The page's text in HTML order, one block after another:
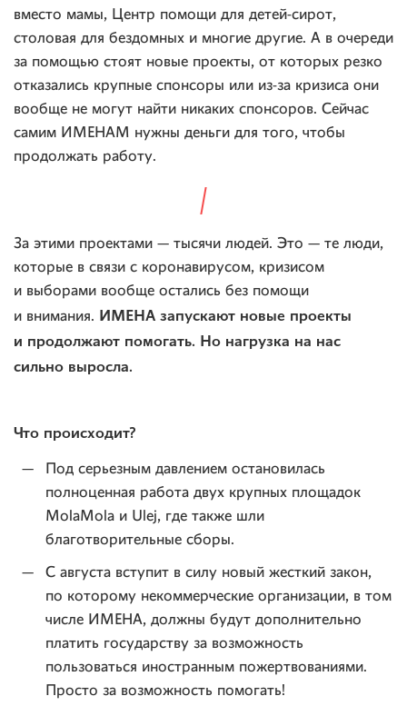
вместо мамы, Центр помощи для детей-сирот,
столовая для бездомных и многие другие. А в очереди
за помощью стоят новые проекты, от которых резко
отказались крупные спонсоры или из-за кризиса они
вообще не могут найти никаких спонсоров. Сейчас
самим ИМЕНАМ нужны деньги для того, чтобы
продолжать работу.
За этими проектами — тысячи людей. Это — те люди,
которые в связи с коронавирусом, кризисом
и выборами вообще остались без помощи
и внимания. ИМЕНА запускают новые проекты
и продолжают помогать. Но нагрузка на нас
сильно выросла.
Что происходит?
Под серьезным давлением остановилась
полноценная работа двух крупных площадок
MolaMola и Ulej, где также шли
благотворительные сборы.
С августа вступит в силу новый жесткий закон,
по которому некоммерческие организации, в том
числе ИМЕНА, должны будут дополнительно
платить государству за возможность
пользоваться иностранным пожертвованиями.
Просто за возможность помогать!